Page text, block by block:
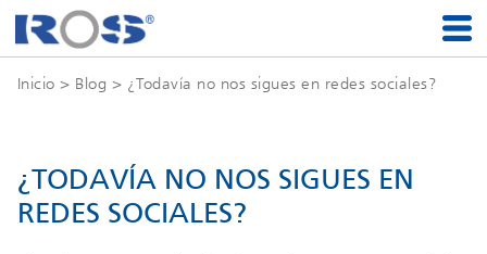
Inicio > Blog > ¿Todavía no nos sigues en redes sociales?
¿TODAVÍA NO NOS SIGUES EN
REDES SOCIALES?